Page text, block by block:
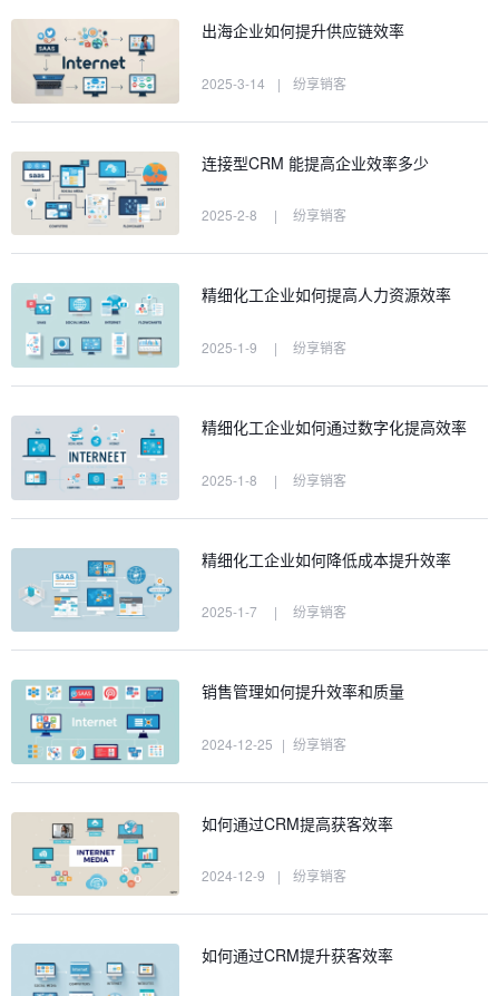
出海企业如何提升供应链效率
2025-3-14 | 纷享销客
连接型CRM 能提高企业效率多少
2025-2-8 | 纷享销客
精细化工企业如何提高人力资源效率
2025-1-9 | 纷享销客
精细化工企业如何通过数字化提高效率
2025-1-8 | 纷享销客
精细化工企业如何降低成本提升效率
2025-1-7 | 纷享销客
销售管理如何提升效率和质量
2024-12-25 | 纷享销客
如何通过CRM提高获客效率
2024-12-9 | 纷享销客
如何通过CRM提升获客效率